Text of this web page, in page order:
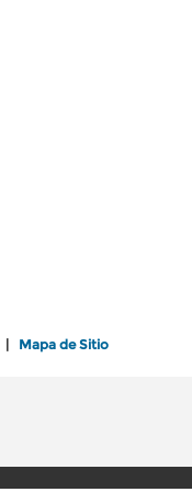
Mapa de Sitio